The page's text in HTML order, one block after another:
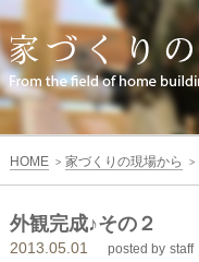
ム
コ
ー
ポ
HOME > 家づくりの現場から >
外観完成♪その２
2013.05.01 posted by staff